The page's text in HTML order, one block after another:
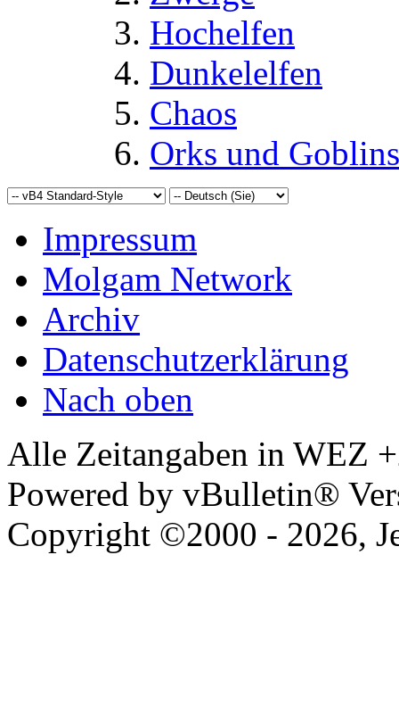
Hochelfen
Dunkelelfen
Chaos
Orks und Goblins
Impressum
Molgam Network
Archiv
Datenschutzerklärung
Nach oben
Alle Zeitangaben in WEZ
Powered by vBulletin®
Copyright ©2000 - 2026,